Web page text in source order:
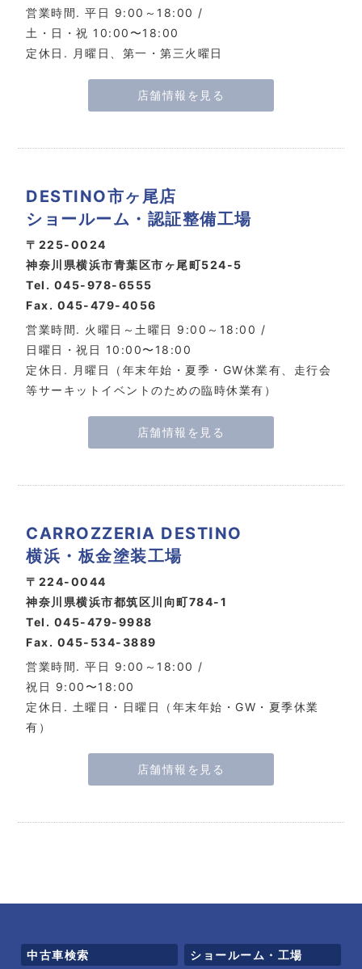
営業時間. 平日 9:00～18:00 /
土・日・祝 10:00〜18:00
定休日. 月曜日、第一・第三火曜日
店舗情報を見る
DESTINO市ヶ尾店
ショールーム・認証整備工場
〒225-0024
神奈川県横浜市青葉区市ヶ尾町524-5
Tel. 045-978-6555
Fax. 045-479-4056
営業時間. 火曜日～土曜日 9:00～18:00 /
日曜日・祝日 10:00〜18:00
定休日. 月曜日（年末年始・夏季・GW休業有、走行会
等サーキットイベントのための臨時休業有）
店舗情報を見る
CARROZZERIA DESTINO
横浜・板金塗装工場
〒224-0044
神奈川県横浜市都筑区川向町784-1
Tel. 045-479-9988
Fax. 045-534-3889
営業時間. 平日 9:00～18:00 /
祝日 9:00〜18:00
定休日. 土曜日・日曜日（年末年始・GW・夏季休業
有）
店舗情報を見る
中古車検索 ショールーム・工場